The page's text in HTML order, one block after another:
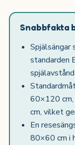
Snabbfakta
Spjälsängar
standarden
60×120
cm, vilket
En
80×60 cm i